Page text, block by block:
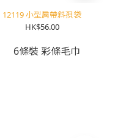
12119 小型肩帶斜孭袋
HK$56.00